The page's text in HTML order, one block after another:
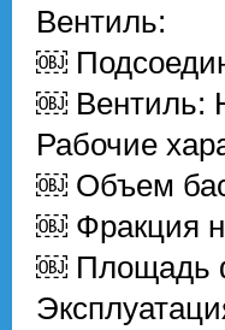
Вентиль:
￼
￼ Вентиль:
Рабочие
￼ Объем
￼ Фракция
￼ Площадь